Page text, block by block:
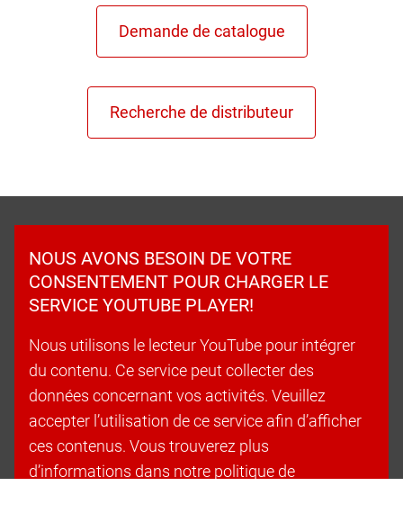
NOUS AVONS BESOIN DE VOTRE
CONSENTEMENT POUR CHARGER LE
SERVICE YOUTUBE PLAYER!
Nous utilisons le lecteur YouTube pour intégrer
du contenu. Ce service peut collecter des
données concernant vos activités. Veuillez
accepter l’utilisation de ce service afin d’afficher
ces contenus. Vous trouverez plus
d’informations dans notre politique de